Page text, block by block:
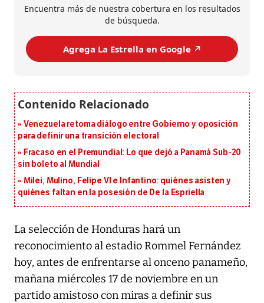
Encuentra más de nuestra cobertura en los resultados
de búsqueda.
Agrega La Estrella en Google ↗️
Venezuela retoma diálogo entre Gobierno y oposición
para definir una transición electoral
Fracaso en el Premundial: Lo que dejó a Panamá Sub-20
sin boleto al Mundial
Milei, Mulino, Felipe VI e Infantino: quiénes asisten y
quiénes faltan en la posesión de De la Espriella
La selección de Honduras hará un
reconocimiento al estadio Rommel Fernández
hoy, antes de enfrentarse al onceno panameño,
mañana miércoles 17 de noviembre en un
partido amistoso con miras a definir sus